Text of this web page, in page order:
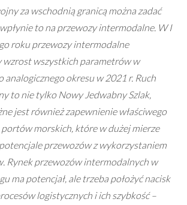
za wschodnią granicą można zadać
to na przewozy intermodalne. W I
roku przewozy intermodalne
wzrost wszystkich parametrów w
analogicznego okresu w 2021 r. Ruch
to nie tylko Nowy Jedwabny Szlak,
jest również zapewnienie właściwego
morskich, które w dużej mierze
przewozów z wykorzystaniem
Rynek przewozów intermodalnych w
ma potencjał, ale trzeba położyć nacisk
logistycznych i ich szybkość –